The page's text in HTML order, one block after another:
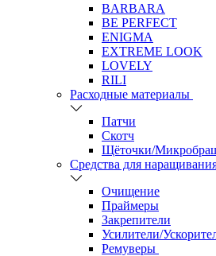
BARBARA
BE PERFECT
ENIGMA
EXTREME LOOK
LOVELY
RILI
Расходные материалы
Патчи
Скотч
Щёточки/
Средства для
Очищение
Праймеры
Закрепители
Усилители/
Ремуверы